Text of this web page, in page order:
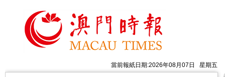
當前報紙日期:2026年08月07日 星期五